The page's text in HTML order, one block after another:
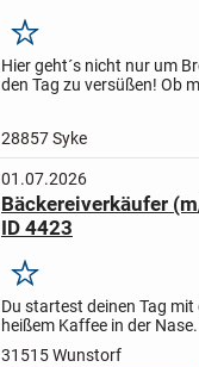
Merken
Hier geht´s nicht nur um
den Tag zu versüßen! Ob
28857 Syke
01.07.2026
Bäckereiverkäufer
ID 4423
Merken
Du startest deinen Tag
heißem Kaffee in der
dein neuer Arbeitsplatz!
31515 Wunstorf